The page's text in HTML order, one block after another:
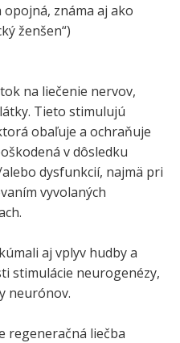
známa aj ako
ženšen“)
na liečenie nervov,
Tieto stimulujú
obaľuje a ochraňuje
v dôsledku
dysfunkcií, najmä pri
vyvolaných
aj vplyv hudby a
stimulácie neurogenézy,
neurónov.
regeneračná liečba